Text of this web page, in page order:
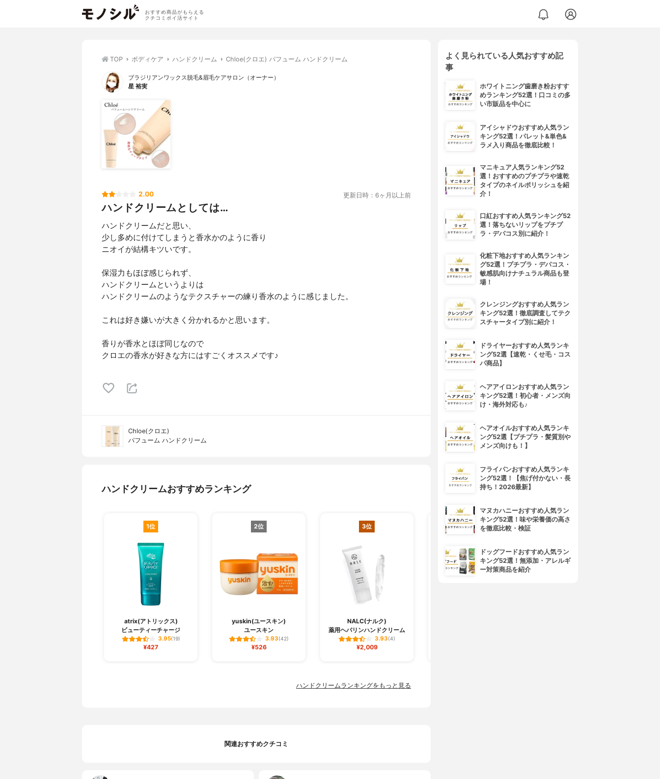
おすすめ商品がもらえる
クチコミポイ活サイト
TOP ボディケア ハンドクリーム Chloe(クロエ) パフューム ハンドクリーム
ブラジリアンワックス脱毛&眉毛ケアサロン（オーナー）
星 裕実
2.00 更新日時：6ヶ月以上前
ハンドクリームとしては…
ハンドクリームだと思い、
少し多めに付けてしまうと香水かのように香り
ニオイが結構キツいです。
保湿力もほぼ感じられず、
ハンドクリームというよりは
ハンドクリームのようなテクスチャーの練り香水のように感じました。
これは好き嫌いが大きく分かれるかと思います。
香りが香水とほぼ同じなので
クロエの香水が好きな方にはすごくオススメです♪
Chloe(クロエ)
パフューム ハンドクリーム
ハンドクリームおすすめランキング
1位
atrix(アトリックス)
ビューティーチャージ
3.95(19)
¥427
2位
yuskin(ユースキン)
ユースキン
3.93(42)
¥526
3位
NALC(ナルク)
薬用ヘパリンハンドクリーム
3.93(4)
¥2,009
4位
ハンドクリームランキングをもっと見る
関連おすすめクチコミ
よく見られている人気おすすめ記
事
ホワイトニング歯磨き粉おすす
めランキング52選！口コミの多
い市販品を中心に
アイシャドウおすすめ人気ラン
キング52選！パレット&単色&
ラメ入り商品を徹底比較！
マニキュア人気ランキング52
選！おすすめのプチプラや速乾
タイプのネイルポリッシュを紹
介！
口紅おすすめ人気ランキング52
選！落ちないリップをプチプ
ラ・デパコス別に紹介！
化粧下地おすすめ人気ランキン
グ52選！プチプラ・デパコス・
敏感肌向けナチュラル商品も登
場！
クレンジングおすすめ人気ラン
キング52選！徹底調査してテク
スチャータイプ別に紹介！
ドライヤーおすすめ人気ランキ
ング52選【速乾・くせ毛・コス
パ商品】
ヘアアイロンおすすめ人気ラン
キング52選！初心者・メンズ向
け・海外対応も♪
ヘアオイルおすすめ人気ランキ
ング52選【プチプラ・髪質別や
メンズ向けも！】
フライパンおすすめ人気ランキ
ング52選！【焦げ付かない・長
持ち！2026最新】
マヌカハニーおすすめ人気ラン
キング52選！味や栄養価の高さ
を徹底比較・検証
ドッグフードおすすめ人気ラン
キング52選！無添加・アレルギ
ー対策商品を紹介